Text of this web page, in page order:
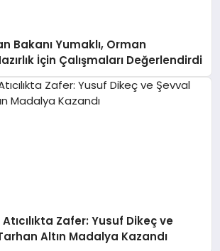
Bakanı Yumaklı, Orman
İçin Çalışmaları Değerlendirdi
Zafer: Yusuf Dikeç ve
Altın Madalya Kazandı